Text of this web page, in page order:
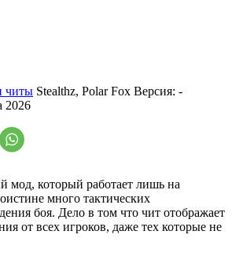
читы Stealthz, Polar Fox Версия: -
2026
мод, который работает лишь на
много тактических
боя. Дело в том что чит отображает
от всех игроков, даже тех которые не